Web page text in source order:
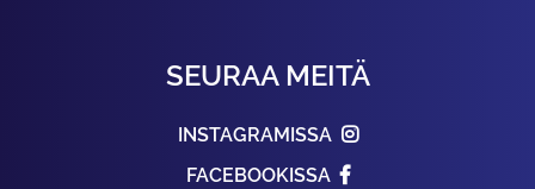
SEURAA MEITÄ
INSTAGRAMISSA
FACEBOOKISSA